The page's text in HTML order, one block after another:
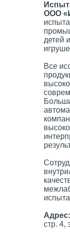
ООО
детей
Все
Адрес:
стр. 4,